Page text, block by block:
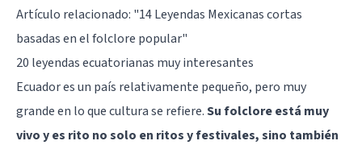
Artículo relacionado: "14 Leyendas Mexicanas cortas
basadas en el folclore popular"
20 leyendas ecuatorianas muy interesantes
Ecuador es un país relativamente pequeño, pero muy
grande en lo que cultura se refiere.Su folclore está muy
vivo y es rito no solo en ritos y festivales, sino también